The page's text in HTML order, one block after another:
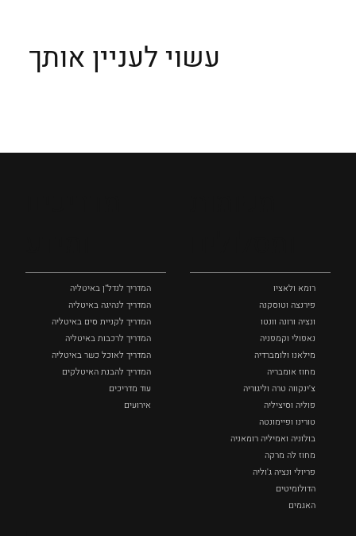
עשוי לעניין אותך
רומא ולאציו
פירנצה וטוסקנה ‏
ונציה ורונה וונטו
נאפולי‏ וקמפניה
מילאנו ולומברדיה
מחוז אומבריה
צ'ינקווה טרה וליגוריה
פוליה וסיציליה ‏
טורינו ופיימונטה
בולוניה ואמיליה רומאניה
מחוז לה מרקה
פריולי ונציה ג'וליה
הדולומיטים
האגמים
המדריך לנדל"ן באיטליה
המדריך לנהיגה באיטליה
המדריך לקניית סים באיטליה
המדריך לרכבות באיטליה
המדריך לאוכל כשר באיטליה
המדריך להבנת האיטלקים
עוד מדריכים
אירועים